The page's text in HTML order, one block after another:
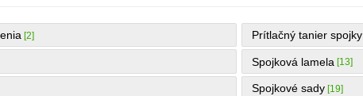
[2] Prítlačný tanier spojky
Spojková lamela [13]
Spojkové sady [19]